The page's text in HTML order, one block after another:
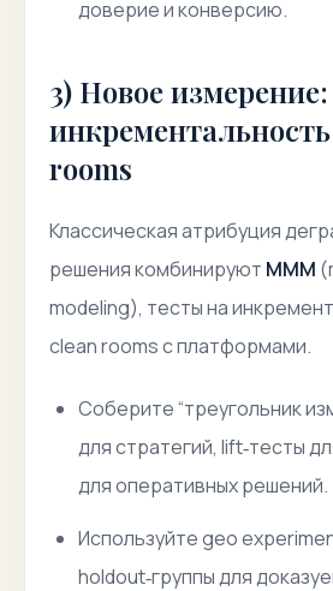
доверие и конверсию.
3) Новое
rooms
Классическая атрибуция
решения комбинируют MMM
modeling), тесты на
clean roomsс платформами.
Соберите “треугольник
для стратегий, lift‑тесты
для оперативных решений.
Используйтеgeo
holdout‑группы для